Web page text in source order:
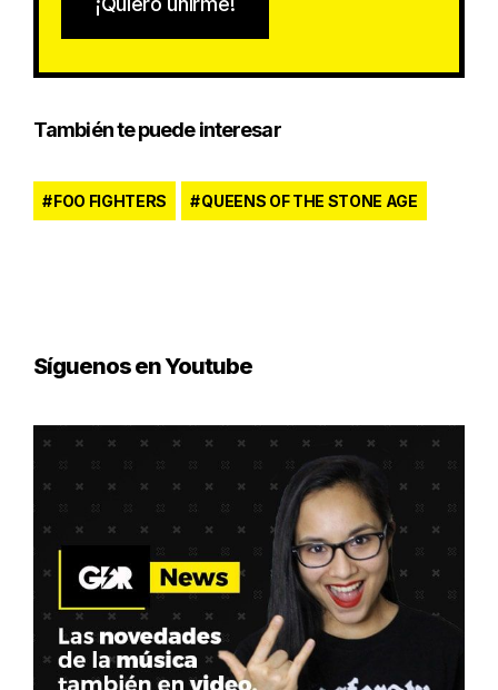
También te puede interesar
FOO FIGHTERS QUEENS OF THE STONE AGE
Síguenos en Youtube